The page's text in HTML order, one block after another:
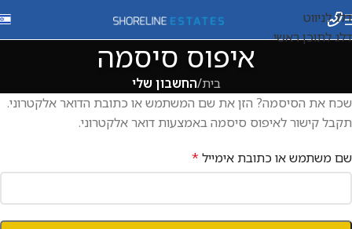
דלג לניווט
דלג לתוכן ראשי
איפוס סיסמה
בית/החשבון שלי
שכח את הסיסמה? הזן את שם המשתמש או כתובת הדואר אלקטרוני.
תקבל קישור לאיפוס סיסמה באמצעות דואר אלקטרוני.
שם משתמש או כתובת אימייל *